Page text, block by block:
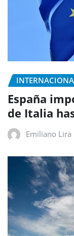
España
de Italia
Emiliano Lira